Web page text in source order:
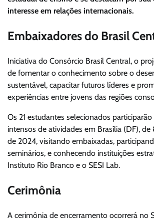
interesse em relações internacionais.
Embaixadores do Brasil
Iniciativa do Consórcio Brasil Central, o
de fomentar o conhecimento sobre o
sustentável, capacitar futuros líderes e
experiências entre jovens das regiões
Os 21 estudantes selecionados
intensos de atividades em Brasília (DF),
de 2024, visitando embaixadas,
seminários, e conhecendo instituições
Instituto Rio Branco e o SESI Lab.
Cerimônia
A cerimônia de encerramento ocorrerá no